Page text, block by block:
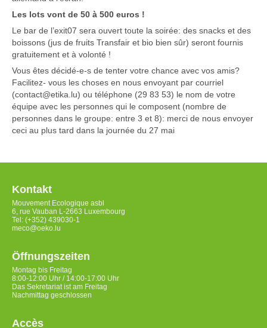
Les lots vont de 50 à 500 euros !
Le bar de l’exit07 sera ouvert toute la soirée: des snacks et des
boissons (jus de fruits Transfair et bio bien sûr) seront fournis
gratuitement et à volonté !
Vous êtes décidé-e-s de tenter votre chance avec vos amis?
Facilitez- vous les choses en nous envoyant par courriel
(contact@etika.lu) ou téléphone (29 83 53) le nom de votre
équipe avec les personnes qui le composent (nombre de
personnes dans le groupe: entre 3 et 8): merci de nous envoyer
ceci au plus tard dans la journée du 27 mai
Kontakt
Mouvement Ecologique asbl
6, rue Vauban L-2663 Luxembourg
Tel: (+352) 439030-1
meco@oeko.lu
Öffnungszeiten
Montag bis Freitag
8:00-12:00 Uhr / 14:00-17:00 Uhr
Das Sekretariat ist am Freitag
Nachmittag geschlossen
Accès